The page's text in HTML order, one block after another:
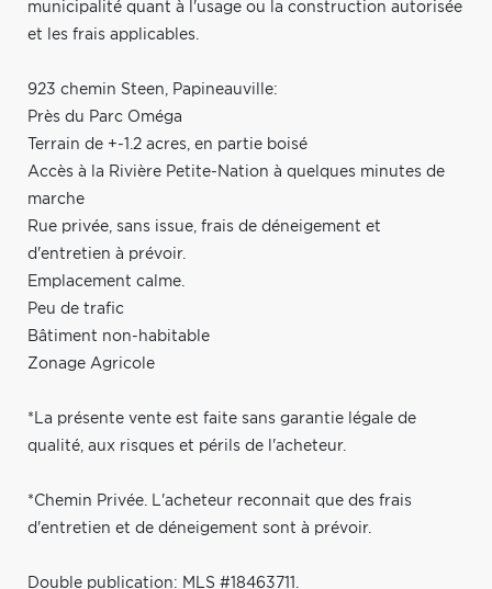
municipalité quant à l'usage ou la construction autorisée
et les frais applicables.
923 chemin Steen, Papineauville:
Près du Parc Oméga
Terrain de +-1.2 acres, en partie boisé
Accès à la Rivière Petite-Nation à quelques minutes de
marche
Rue privée, sans issue, frais de déneigement et
d'entretien à prévoir.
Emplacement calme.
Peu de trafic
Bâtiment non-habitable
Zonage Agricole
*La présente vente est faite sans garantie légale de
qualité, aux risques et périls de l'acheteur.
*Chemin Privée. L'acheteur reconnait que des frais
d'entretien et de déneigement sont à prévoir.
Double publication: MLS #18463711.